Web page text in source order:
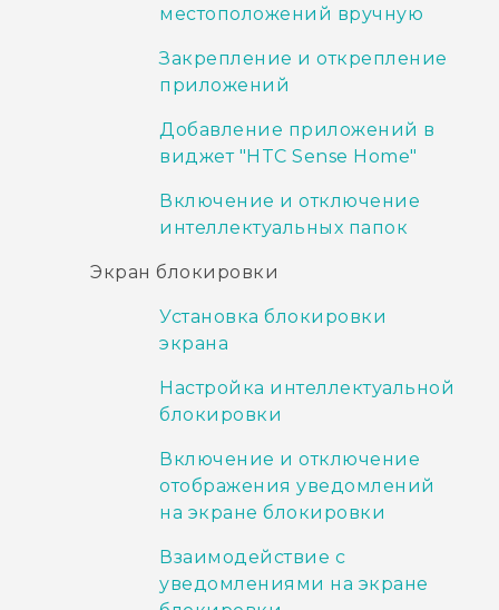
местоположений вручную
Закрепление и открепление
приложений
Добавление приложений в
виджет "‍HTC Sense Home"‍
Включение и отключение
интеллектуальных папок
Экран блокировки
Установка блокировки
экрана
Настройка интеллектуальной
блокировки
Включение и отключение
отображения уведомлений
на экране блокировки
Взаимодействие с
уведомлениями на экране